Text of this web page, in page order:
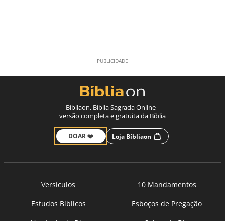
Bíbliaon, Bíblia Sagrada Online -
versão completa e gratuita da Bíblia
DOAR ❤️ Loja Bíbliaon
Versículos
10 Mandamentos
Estudos Bíblicos
Esboços de Pregação